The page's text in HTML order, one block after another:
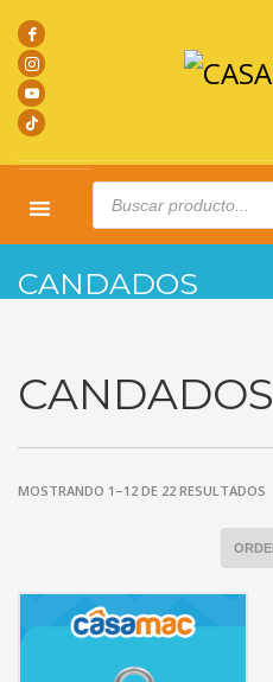
Products
search
CANDADOS
CANDADOS
MOSTRANDO 1–12 DE 22 RESULTADOS